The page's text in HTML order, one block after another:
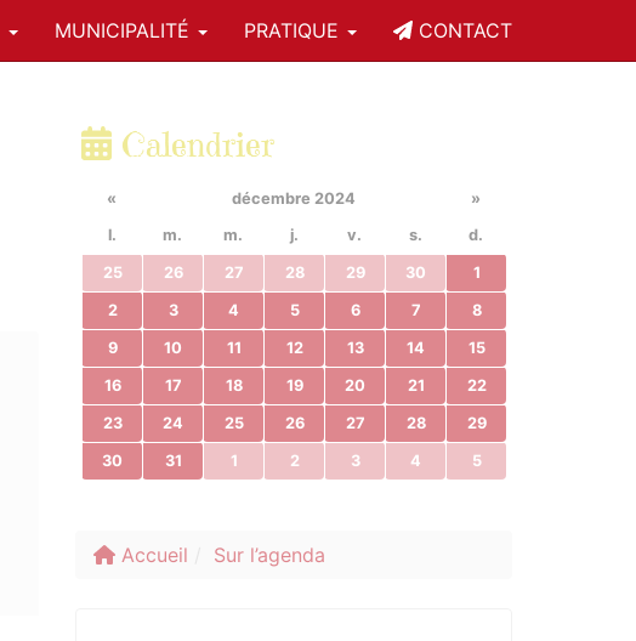
MUNICIPALITÉ PRATIQUE CONTACT
Calendrier
« décembre 2024
»
l.
m. m. j. v. s. d.
25 26 27 28 29 30 1
2 3 4 5 6 7 8
9 10 11 12 13 14 15
16 17 18 19 20 21 22
23 24 25 26 27 28 29
30 31 1 2 3 4 5
Accueil Sur l’agenda